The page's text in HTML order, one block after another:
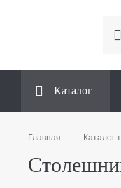
Каталог
Главная — Каталог